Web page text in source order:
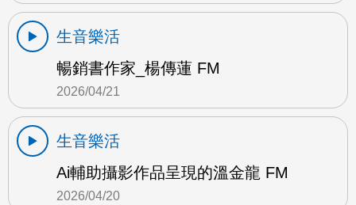
生音樂活
暢銷書作家_楊傳蓮 FM
2026/04/21
生音樂活
Ai輔助攝影作品呈現的溫金龍 FM
2026/04/20